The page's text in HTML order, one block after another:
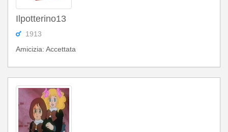
Ilpotterino13
1913
Amicizia: Accettata